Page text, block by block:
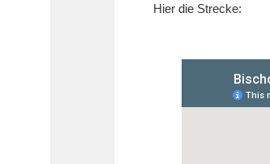
Hier die Strecke: